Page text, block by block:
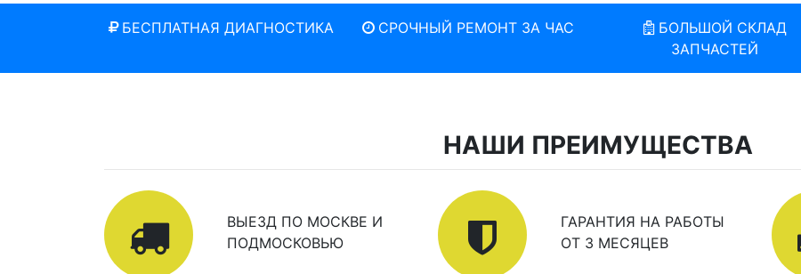
БЕСПЛАТНАЯ ДИАГНОСТИКА СРОЧНЫЙ РЕМОНТ ЗА ЧАС
БОЛЬШОЙ СКЛАД
ЗАПЧАСТЕЙ
НАШИ ПРЕИМУЩЕСТВА
ВЫЕЗД ПО МОСКВЕ И
ПОДМОСКОВЬЮ
ГАРАНТИЯ НА РАБОТЫ
ОТ 3 МЕСЯЦЕВ